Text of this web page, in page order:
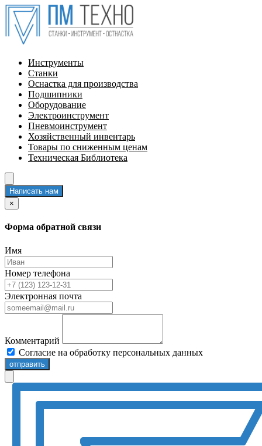
Инструменты
Станки
Оснастка для производства
Подшипники
Оборудование
Электроинструмент
Пневмоинструмент
Хозяйственный инвентарь
Товары по сниженным ценам
Техническая Библиотека
Написать нам
×
Форма обратной связи
Имя
Номер телефона
Электронная почта
Комментарий
Согласие на обработку персональных данных
отправить